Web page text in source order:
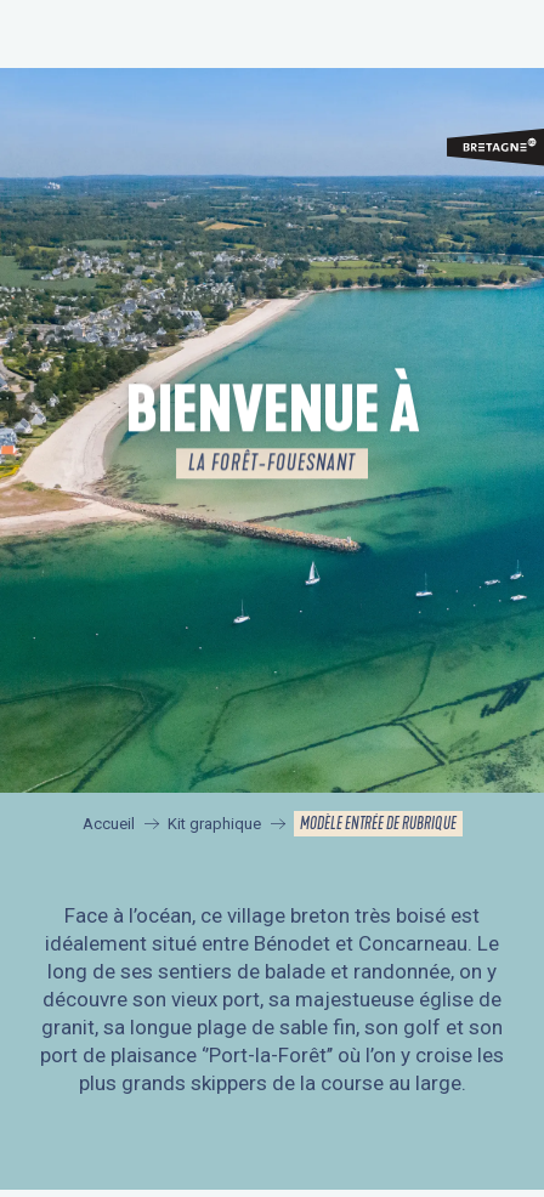
contenu
BIENVENUE À
LA FORÊT-FOUESNANT
Accueil Kit graphique MODÈLE ENTRÉE DE RUBRIQUE
Face à l’océan, ce village breton très boisé est
idéalement situé entre Bénodet et Concarneau. Le
long de ses sentiers de balade et randonnée, on y
découvre son vieux port, sa majestueuse église de
granit, sa longue plage de sable fin, son golf et son
port de plaisance ‘’Port-la-Forêt’’ où l’on y croise les
plus grands skippers de la course au large.